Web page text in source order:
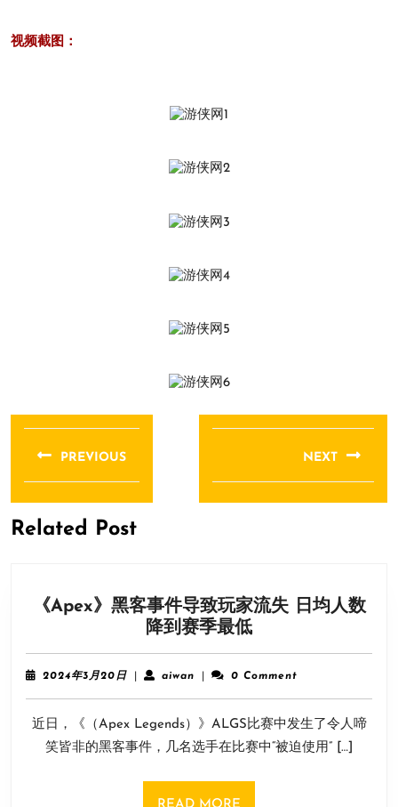
视频截图：
文
导
航
PREVIOUS
post:
NEXT
post:
Related Post
《Apex》黑客事件导致玩家流失 日均人数
降到赛季最低《Apex》
客
件
导
致
2024年3月20日2024
月
20
日
aiwanaiwan 0 Comment
近日，《（Apex Legends）》ALGS比赛中发生了令人啼
笑皆非的黑客事件，几名选手在比赛中“被迫使用” […]